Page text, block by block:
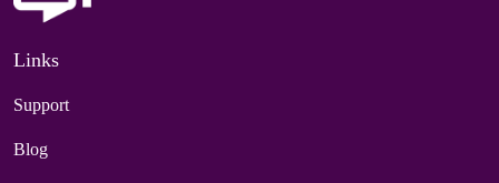
Links
Support
Blog